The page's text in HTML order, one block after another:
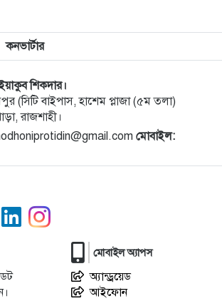
নেতৃবৃন্দের সাক্ষাৎ
সাথে নারী উদ্যোক্তা সমাজ কল্যাণ
বস্তি উচ্ছেদ বন্ধের দাবিতে নগরীতে
বিশেষ টিমের পৃথক অভিযানে গ্রেপ্তার
নির্বাচনের ভোট গ্রহণ ২০ আগস্ট
কনভার্টার
শিকদার।
(সিটি বাইপাস, হাশেম প্লাজা (৫ম তলা)
রাজশাহী।
মোবাইল:
মোবাইল অ্যাপস
অ্যান্ড্রয়েড
আইফোন